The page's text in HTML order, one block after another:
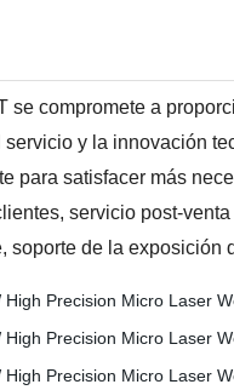
se compromete a
y la innovación
para satisfacer más
servicio post-
soporte de la exposición